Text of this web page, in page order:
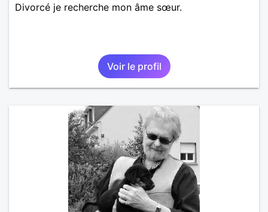
Divorcé je recherche mon âme sœur.
Voir le profil